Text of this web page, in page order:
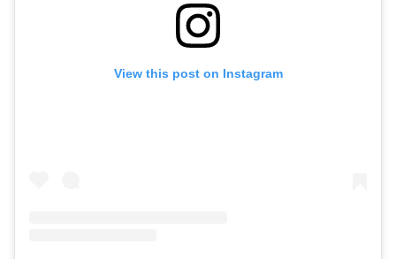
View this post on Instagram